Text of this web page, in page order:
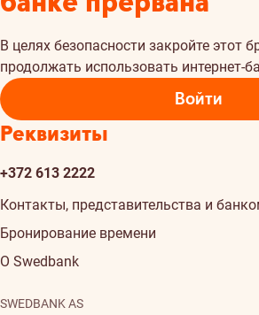
В целях безопасности закройте этот
продолжать использовать интернет-
Войти
Реквизиты
+372 613 2222
Контакты, представительства и
Бронирование времени
О Swedbank
SWEDBANK AS